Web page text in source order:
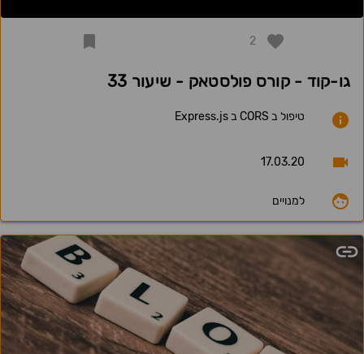
2
גו-קוד - קורס פולסטאק - שיעור 33
טיפול ב CORS ב Express.js
17.03.20
למנויים